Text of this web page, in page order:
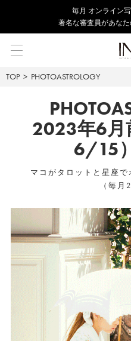
毎⽉ オンライン
著名な審査員があな
TOP PHOTOASTROLOGY
2023年6
6/15
マコがタロットと星座
（毎月